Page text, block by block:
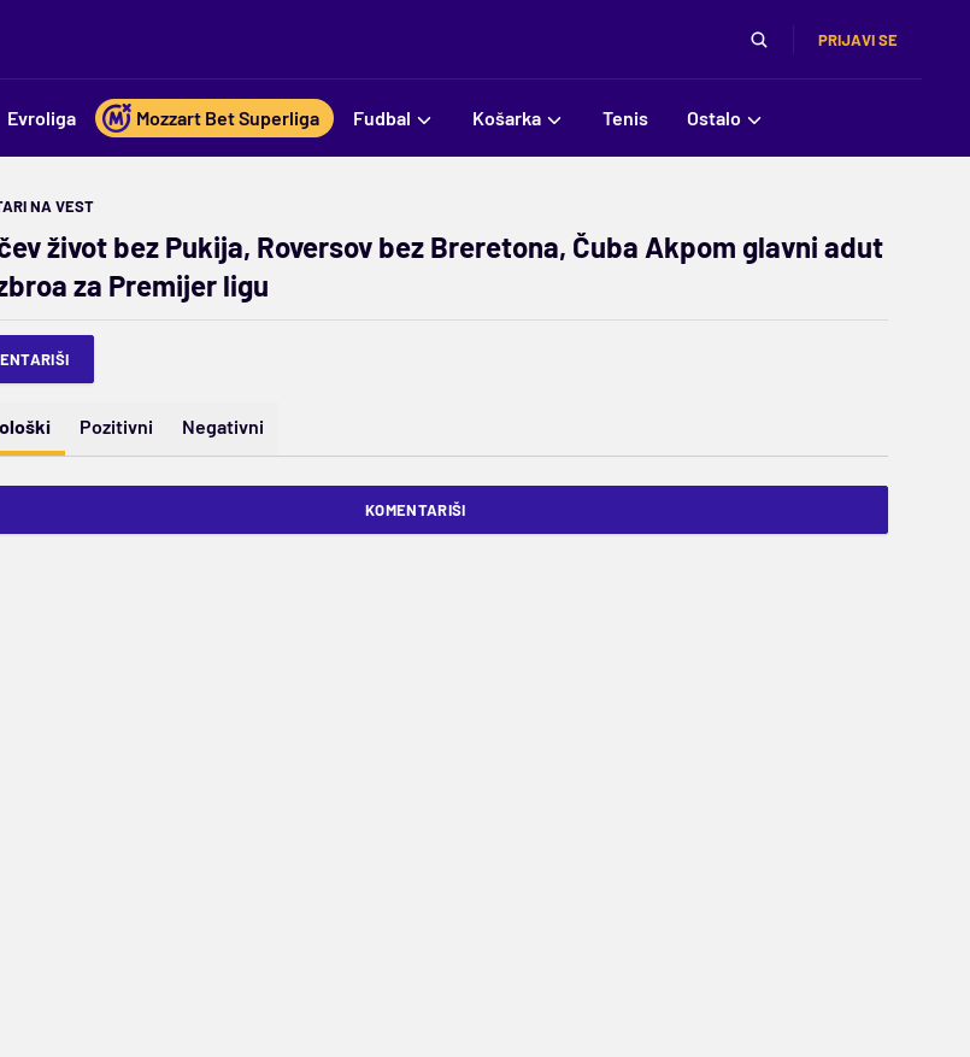
PRIJAVI SE
Evroliga Mozzart Bet Superliga Fudbal Košarka Tenis Ostalo
NA VEST
život bez Pukija, Roversov bez Breretona, Čuba Akpom glavni adut
za Premijer ligu
Pozitivni Negativni
KOMENTARIŠI